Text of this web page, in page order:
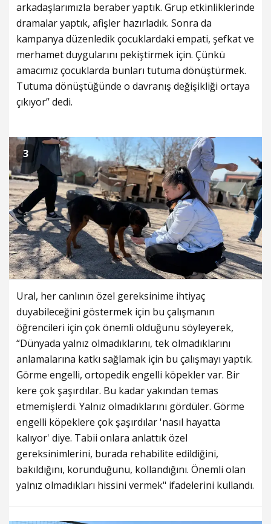
arkadaşlarımızla beraber yaptık. Grup etkinliklerinde
dramalar yaptık, afişler hazırladık. Sonra da
kampanya düzenledik çocuklardaki empati, şefkat ve
merhamet duygularını pekiştirmek için. Çünkü
amacımız çocuklarda bunları tutuma dönüştürmek.
Tutuma dönüştüğünde o davranış değişikliği ortaya
çıkıyor” dedi.
3
Ural, her canlının özel gereksinime ihtiyaç
duyabileceğini göstermek için bu çalışmanın
öğrencileri için çok önemli olduğunu söyleyerek,
“Dünyada yalnız olmadıklarını, tek olmadıklarını
anlamalarına katkı sağlamak için bu çalışmayı yaptık.
Görme engelli, ortopedik engelli köpekler var. Bir
kere çok şaşırdılar. Bu kadar yakından temas
etmemişlerdi. Yalnız olmadıklarını gördüler. Görme
engelli köpeklere çok şaşırdılar 'nasıl hayatta
kalıyor' diye. Tabii onlara anlattık özel
gereksinimlerini, burada rehabilite edildiğini,
bakıldığını, korunduğunu, kollandığını. Önemli olan
yalnız olmadıkları hissini vermek" ifadelerini kullandı.